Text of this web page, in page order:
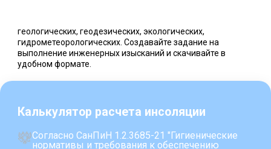
геологических, геодезических, экологических,
гидрометеорологических. Создавайте задание на
выполнение инженерных изысканий и скачивайте в
удобном формате.
Калькулятор расчета инсоляции
Согласно СанПиН 1.2.3685-21 "Гигиенические
нормативы и требования к обеспечению